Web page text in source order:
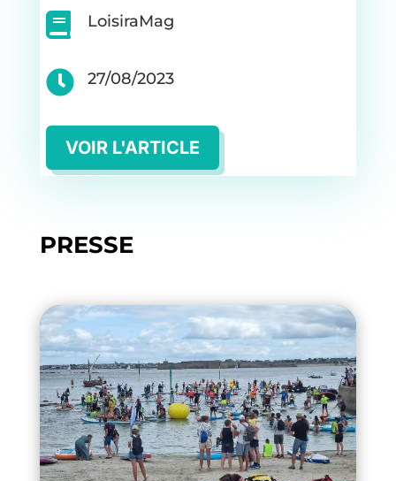
 LoisiraMag
 27/08/2023
VOIR L'ARTICLE
PRESSE